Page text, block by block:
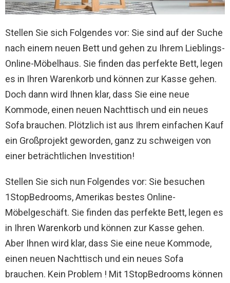
Stellen Sie sich Folgendes vor: Sie sind auf der Suche
nach einem neuen Bett und gehen zu Ihrem Lieblings-
Online-Möbelhaus. Sie finden das perfekte Bett, legen
es in Ihren Warenkorb und können zur Kasse gehen.
Doch dann wird Ihnen klar, dass Sie eine neue
Kommode, einen neuen Nachttisch und ein neues
Sofa brauchen. Plötzlich ist aus Ihrem einfachen Kauf
ein Großprojekt geworden, ganz zu schweigen von
einer beträchtlichen Investition!
Stellen Sie sich nun Folgendes vor: Sie besuchen
1StopBedrooms, Amerikas bestes Online-
Möbelgeschäft. Sie finden das perfekte Bett, legen es
in Ihren Warenkorb und können zur Kasse gehen.
Aber Ihnen wird klar, dass Sie eine neue Kommode,
einen neuen Nachttisch und ein neues Sofa
brauchen. Kein Problem ! Mit 1StopBedrooms können